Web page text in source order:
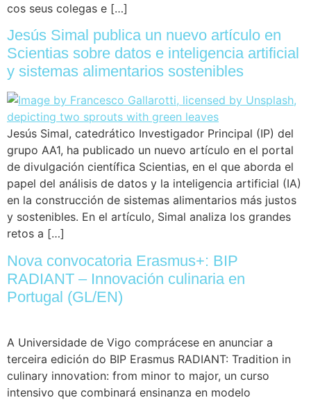
cos seus colegas e […]
Jesús Simal publica un nuevo artículo en
Scientias sobre datos e inteligencia artificial
y sistemas alimentarios sostenibles
Jesús Simal, catedrático Investigador Principal (IP) del
grupo AA1, ha publicado un nuevo artículo en el portal
de divulgación científica Scientias, en el que aborda el
papel del análisis de datos y la inteligencia artificial (IA)
en la construcción de sistemas alimentarios más justos
y sostenibles. En el artículo, Simal analiza los grandes
retos a […]
Nova convocatoria Erasmus+: BIP
RADIANT – Innovación culinaria en
Portugal (GL/EN)
A Universidade de Vigo comprácese en anunciar a
terceira edición do BIP Erasmus RADIANT: Tradition in
culinary innovation: from minor to major, un curso
intensivo que combinará ensinanza en modelo